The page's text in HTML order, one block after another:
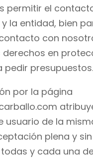
permitir el
la entidad, bien
con
derechos en
presupuestos.
por la página
usuario de la
plena y sin
y cada una